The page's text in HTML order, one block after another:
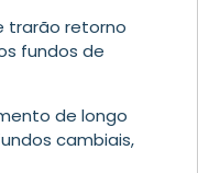
trarão retorno
fundos de
de longo
cambiais,